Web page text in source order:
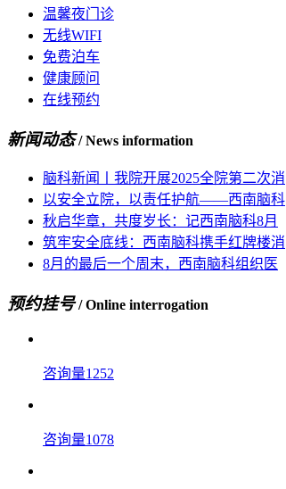
温馨夜门诊
无线WIFI
免费泊车
健康顾问
在线预约
新闻动态/ News information
脑科新闻丨我院开展2025全院第二次消
以安全立院，以责任护航——西南脑科
秋启华章，共度岁长：记西南脑科8月
筑牢安全底线：西南脑科携手红牌楼消
8月的最后一个周末，西南脑科组织医
预约挂号/ Online interrogation
咨询量1252
咨询量1078